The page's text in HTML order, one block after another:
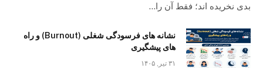
بدی نخریده اند؛ فقط آن را…
نشانه های فرسودگی شغلی (Burnout) و راه
های پیشگیری
۳۱ تیر, ۱۴۰۵